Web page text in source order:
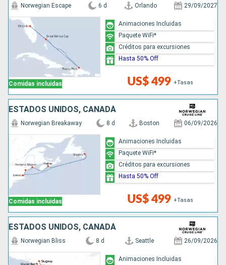
Comidas incluidas
Norwegian Escape 6 d Orlando 29/09/2027
US$ 499 +Tasas
Animaciones Incluidas
Paquete WiFi*
Créditos para excursiones
Hasta 50% Off
ESTADOS UNIDOS, CANADÁ
Comidas incluidas
Norwegian Breakaway 8 d Boston 06/09/2026
US$ 499 +Tasas
Animaciones Incluidas
Paquete WiFi*
Créditos para excursiones
Hasta 50% Off
ESTADOS UNIDOS, CANADÁ
Norwegian Bliss 8 d Seattle 26/09/2026
Animaciones Incluidas